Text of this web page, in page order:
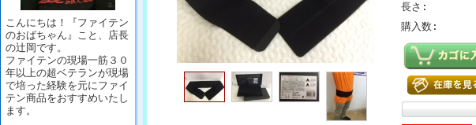
こんにちは！『ファイテン
のおばちゃん』こと、店長
の辻岡です。
ファイテンの現場一筋３０
年以上の超ベテランが現場
で培った経験を元にファイ
テン商品をおすすめいたし
ます。
長さ:
購入数: